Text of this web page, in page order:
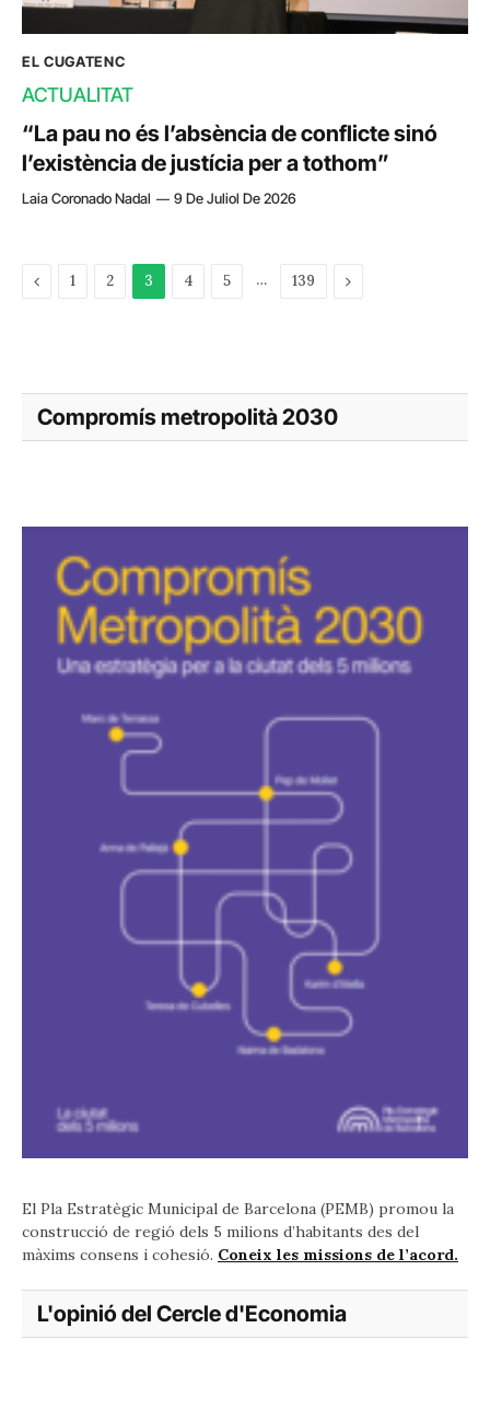
EL CUGATENC
ACTUALITAT
“La pau no és l’absència de conflicte sinó
l’existència de justícia per a tothom”
Laia Coronado Nadal 9 De Juliol De 2026
Previous
1 2 3 4 5 … 139 Next
Compromís metropolità 2030
El Pla Estratègic Municipal de Barcelona (PEMB) promou la
construcció de regió dels 5 milions d’habitants des del
màxims consens i cohesió. Coneix les missions de l’acord.
L'opinió del Cercle d'Economia